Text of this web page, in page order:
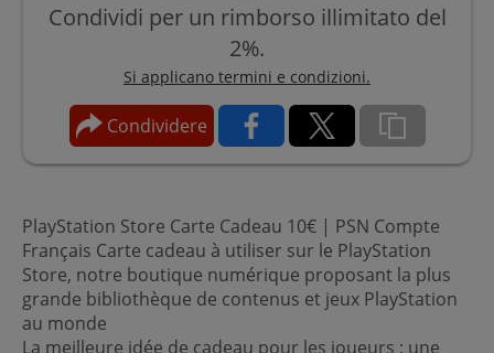
Condividi per un rimborso illimitato del
2%.
Si applicano termini e condizioni.
Condividere
PlayStation Store Carte Cadeau 10€ | PSN Compte
Français Carte cadeau à utiliser sur le PlayStation
Store, notre boutique numérique proposant la plus
grande bibliothèque de contenus et jeux PlayStation
au monde
La meilleure idée de cadeau pour les joueurs : une